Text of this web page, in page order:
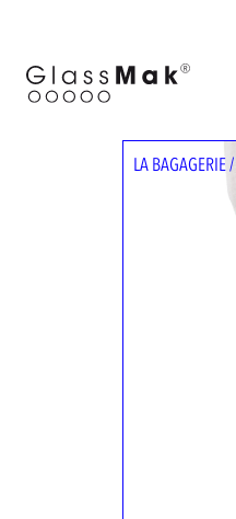
contenu
LA BAGAGERIE/